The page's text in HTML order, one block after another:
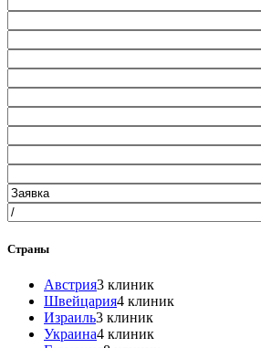
Страны
Австрия3 клиник
Швейцария4 клиник
Израиль3 клиник
Украина4 клиник